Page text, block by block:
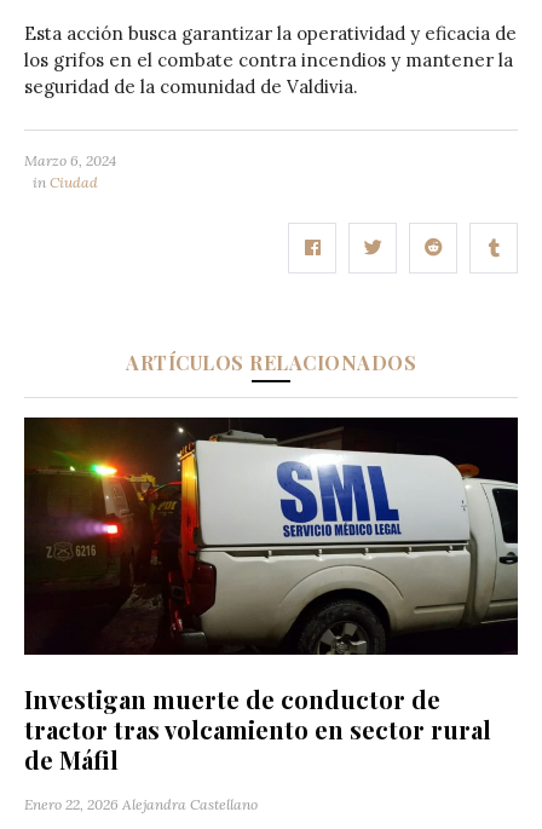
Esta acción busca garantizar la operatividad y eficacia de
los grifos en el combate contra incendios y mantener la
seguridad de la comunidad de Valdivia.
Marzo 6, 2024
in Ciudad
ARTÍCULOS RELACIONADOS
Investigan muerte de conductor de
tractor tras volcamiento en sector rural
de Máfil
Enero 22, 2026 Alejandra Castellano